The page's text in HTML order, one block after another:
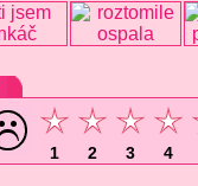
1 2 3 4